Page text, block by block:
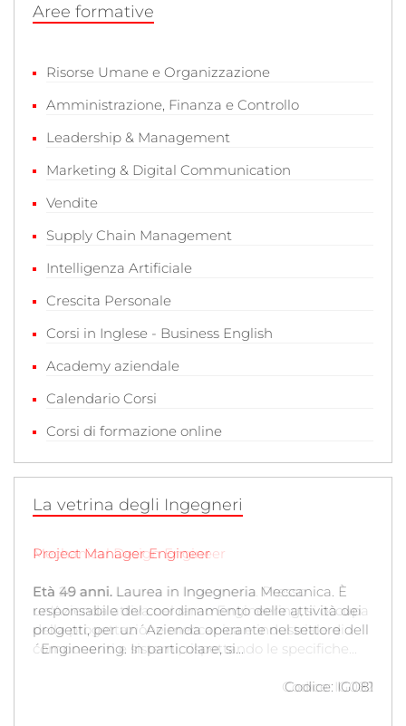
Aree formative
Risorse Umane e Organizzazione
Amministrazione, Finanza e Controllo
Leadership & Management
Marketing & Digital Communication
Vendite
Supply Chain Management
Intelligenza Artificiale
Crescita Personale
Corsi in Inglese - Business English
Academy aziendale
Calendario Corsi
Corsi di formazione online
La vetrina degli Ingegneri
Project Manager Engineer
Età 49 anni. Laurea in Ingegneria Meccanica. È
responsabile del coordinamento delle attività dei
progetti, per un´Azienda operante nel settore dell
´Engineering. In particolare, si...
Codice: IG081
Mechanical Design Engineer
Età 26 anni.Laurea in Ingegneria. Presso
un'Azienda attiva nel ramo Engineering, si occupa
della progettazione meccanica e industriale di
componenti e sistemi, rispettando le specifiche...
Codice: IG082